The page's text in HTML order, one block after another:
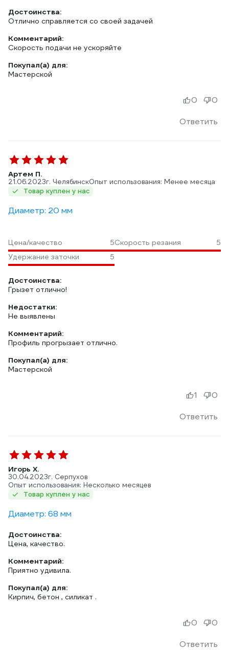
Достоинства:
Отлично справляется со своей задачей
Комментарий:
Скорость подачи не ускоряйте
Покупал(а) для:
Мастерской
Ответить
0 0
Артем П.
21.06.2023г. ЧелябинскОпыт использования: Менее месяца
Товар куплен у нас
Диаметр: 20 мм
Цена/качество 5Скорость резания
5
Удержание заточки
5
Достоинства:
Грызет отлично!
Недостатки:
Не выявлены
Комментарий:
Профиль прогрызает отлично.
Покупал(а) для:
Мастерской
Ответить
1 0
Игорь Х.
30.04.2023г. Серпухов
Опыт использования: Несколько месяцев
Товар куплен у нас
Диаметр: 68 мм
Достоинства:
Цена, качество.
Комментарий:
Приятно удивила.
Покупал(а) для:
Кирпич, бетон , силикат .
Ответить
0 0